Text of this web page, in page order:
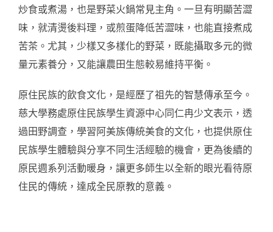
炒食或煮湯，也是野菜火鍋常見主角。一旦有明顯苦澀
味，就清燙後料理，或煎蛋降低苦澀味，也能直接煮成
苦茶。尤其，少樣又多樣化的野菜，既能攝取多元的微
量元素養分，又能讓農田生態較易維持平衡。
原住民族的飲食文化，是經歷了祖先的智慧傳承至今。
慈大學務處原住民族學生資源中心同仁冉少文表示，透
過田野調查，學習阿美族傳統美食的文化，也提供原住
民族學生體驗與分享不同生活經驗的機會，更為後續的
原民週系列活動暖身，讓更多師生以全新的眼光看待原
住民的傳統，達成全民原教的意義。